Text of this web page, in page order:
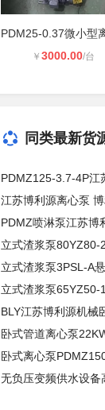
￥ 3000.00/台
同类最新货
PDMZ125-3.7-4P江
江苏博利源离心泵
PDMZ喷淋泵江苏博
立式渣浆泵80YZ80-
立式渣浆泵3PSL-A
立式渣浆泵65YZ50-
BLY江苏博利源机械
卧式管道离心泵
卧式离心泵
无负压变频供水设备